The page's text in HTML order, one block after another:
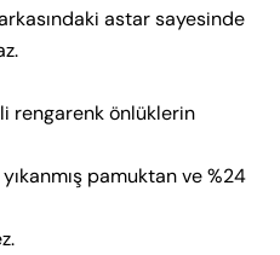
astar sayesinde
rengarenk önlüklerin
pamuktan ve %24
60
70